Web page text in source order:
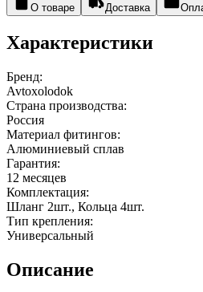
О товаре Доставка
Характеристики
Бренд:
Avtoxolodok
Страна производства:
Россия
Материал фитингов:
Алюминиевый сплав
Гарантия:
12 месяцев
Комплектация:
Шланг 2шт., Кольца 4шт.
Тип крепления:
Универсальный
Описание